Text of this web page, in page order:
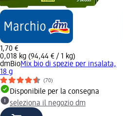
1,70 €
0,018 kg (94,44 € / 1 kg)
dmBioMix bio di spezie per insalata,
18 g
(70)
Disponibile per la consegna
seleziona il negozio dm